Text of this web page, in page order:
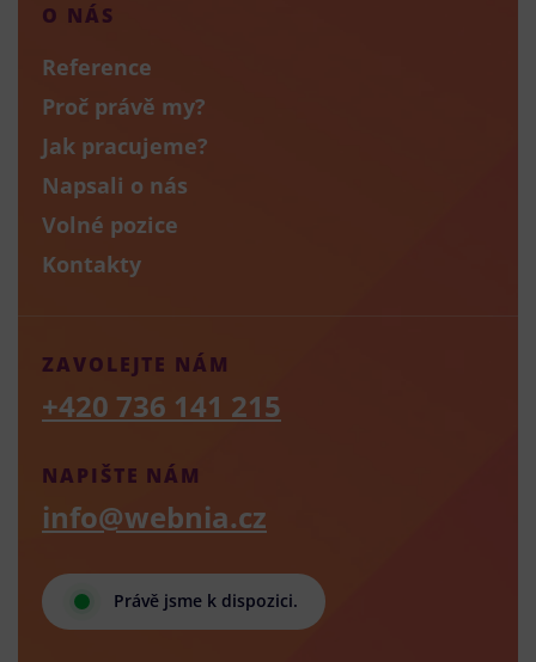
O NÁS
Reference
Proč právě my?
Jak pracujeme?
Napsali o nás
Volné pozice
Kontakty
Právě jsme k dispozici.
NAPIŠTE NÁM
info@webnia.cz
ZAVOLEJTE NÁM
+420 736 141 215